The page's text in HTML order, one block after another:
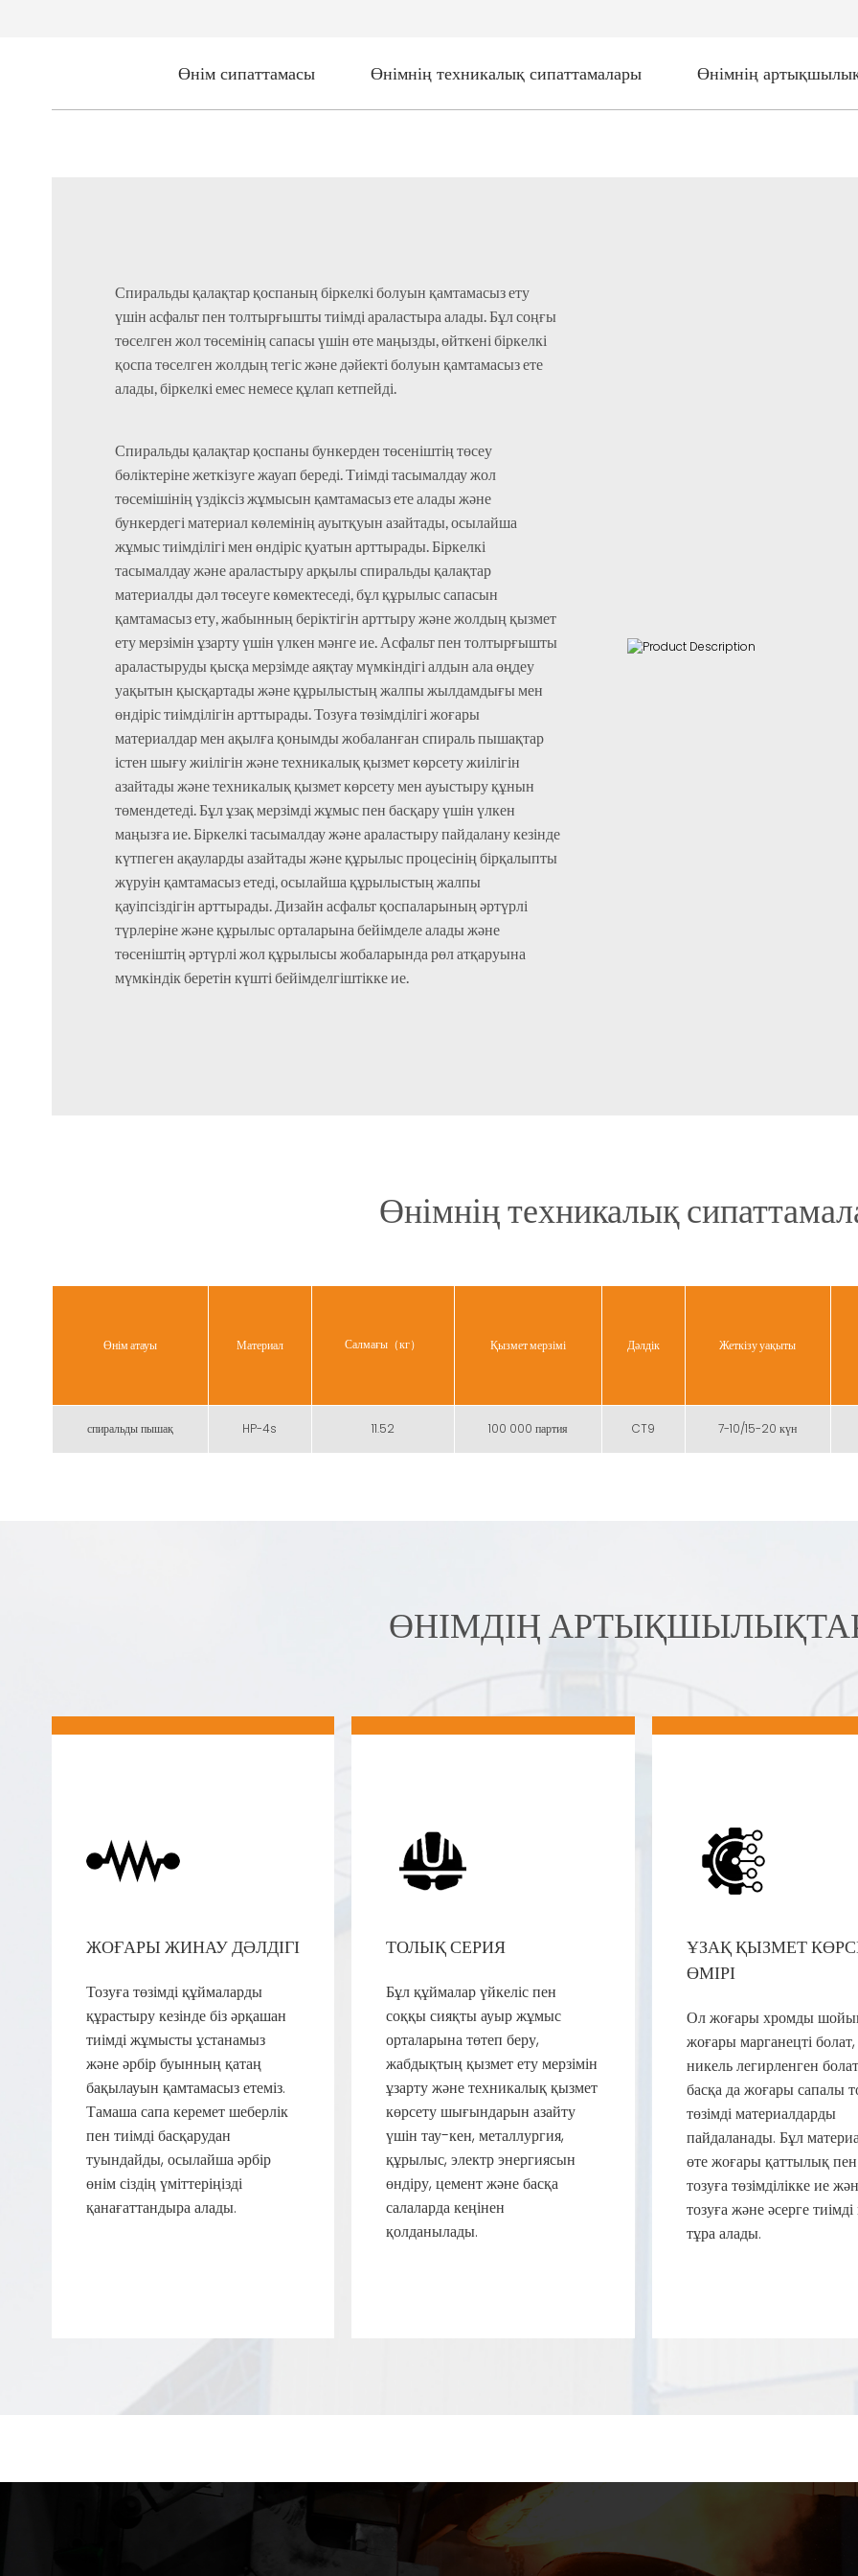
Өнім сипаттамасы Өнімнің техникалық сипаттамалары Өнімнің
Спиральды қалақтар қоспаның біркелкі болуын қамтамасыз ету
үшін асфальт пен толтырғышты тиімді араластыра алады. Бұл соңғы
төселген жол төсемінің сапасы үшін өте маңызды, өйткені біркелкі
қоспа төселген жолдың тегіс және дәйекті болуын қамтамасыз ете
алады, біркелкі емес немесе құлап кетпейді.
Спиральды қалақтар қоспаны бункерден төсеніштің төсеу
бөліктеріне жеткізуге жауап береді. Тиімді тасымалдау жол
төсемішінің үздіксіз жұмысын қамтамасыз ете алады және
бункердегі материал көлемінің ауытқуын азайтады, осылайша
жұмыс тиімділігі мен өндіріс қуатын арттырады. Біркелкі
тасымалдау және араластыру арқылы спиральды қалақтар
материалды дәл төсеуге көмектеседі, бұл құрылыс сапасын
қамтамасыз ету, жабынның беріктігін арттыру және жолдың қызмет
ету мерзімін ұзарту үшін үлкен мәнге ие. Асфальт пен толтырғышты
араластыруды қысқа мерзімде аяқтау мүмкіндігі алдын ала өңдеу
уақытын қысқартады және құрылыстың жалпы жылдамдығы мен
өндіріс тиімділігін арттырады. Тозуға төзімділігі жоғары
материалдар мен ақылға қонымды жобаланған спираль пышақтар
істен шығу жиілігін және техникалық қызмет көрсету жиілігін
азайтады және техникалық қызмет көрсету мен ауыстыру құнын
төмендетеді. Бұл ұзақ мерзімді жұмыс пен басқару үшін үлкен
маңызға ие. Біркелкі тасымалдау және араластыру пайдалану кезінде
күтпеген ақауларды азайтады және құрылыс процесінің бірқалыпты
жүруін қамтамасыз етеді, осылайша құрылыстың жалпы
қауіпсіздігін арттырады. Дизайн асфальт қоспаларының әртүрлі
түрлеріне және құрылыс орталарына бейімделе алады және
төсеніштің әртүрлі жол құрылысы жобаларында рөл атқаруына
мүмкіндік беретін күшті бейімделгіштікке ие.
Өнімнің техникалық
Өнім атауы Материал Салмағы（кг） Қызмет мерзімі Дәлдік Жеткізу уақыты
спиральды пышақ HP-4s 11.52 100 000 партия CT9 7-10/15-20 күн
ӨНІМДІҢ
ЖОҒАРЫ ЖИНАУ ДӘЛДІГІ
Тозуға төзімді құймаларды
құрастыру кезінде біз әрқашан
тиімді жұмысты ұстанамыз
және әрбір буынның қатаң
бақылауын қамтамасыз етеміз.
Тамаша сапа керемет шеберлік
пен тиімді басқарудан
туындайды, осылайша әрбір
өнім сіздің үміттеріңізді
қанағаттандыра алады.
ТОЛЫҚ СЕРИЯ
Бұл құймалар үйкеліс пен
соққы сияқты ауыр жұмыс
орталарына төтеп беру,
жабдықтың қызмет ету мерзімін
ұзарту және техникалық қызмет
көрсету шығындарын азайту
үшін тау-кен, металлургия,
құрылыс, электр энергиясын
өндіру, цемент және басқа
салаларда кеңінен
қолданылады.
ҰЗАҚ ҚЫЗМЕТ
ӨМІРІ
Ол жоғары хромды
жоғары марганецті
никель легирленген
басқа да жоғары сапалы
төзімді материалдарды
пайдаланады. Бұл
өте жоғары қаттылық пен
тозуға төзімділікке ие
тозуға және әсерге
тұра алады.